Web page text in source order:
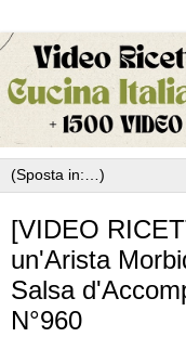
[VIDEO
un'Arista
Salsa
N°960